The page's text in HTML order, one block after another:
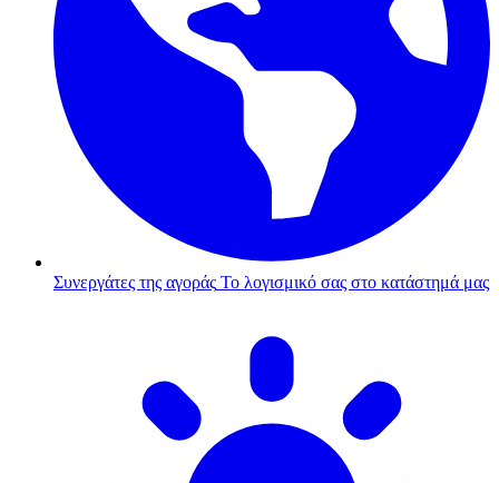
Συνεργάτες της αγοράς Το λογισμικό σας στο κατάστημά μας